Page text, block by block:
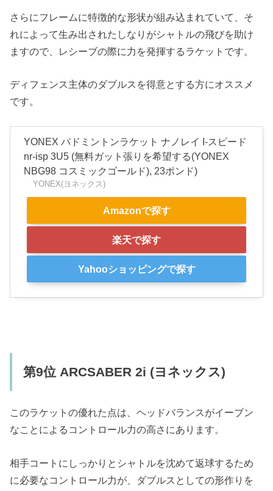
さらにフレームに特徴的な形状が組み込まれていて、そ
れによって生み出されたしなりがシャトルの飛びを助け
ますので、レシーブの際に力を発揮するラケットです。
ディフェンス主体のダブルスを得意とする方にオススメ
です。
YONEX バドミントンラケット ナノレイ I-スピード
nr-isp 3U5 (無料ガット張りを希望する(YONEX
NBG98 コスミックゴールド), 23ポンド)
YONEX(ヨネックス)
Amazonで探す
楽天で探す
Yahooショッピングで探す
第9位 ARCSABER 2i (ヨネックス)
このラケットの優れた点は、ヘッドバランスがイーブン
なことによるコントロール力の高さにあります。
相手コートにしっかりとシャトルを沈めて返球するため
に必要なコントロール力が、ダブルスとしての形作りを